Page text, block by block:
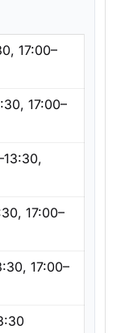
17:00–
17:00–
17:00–
17:00–